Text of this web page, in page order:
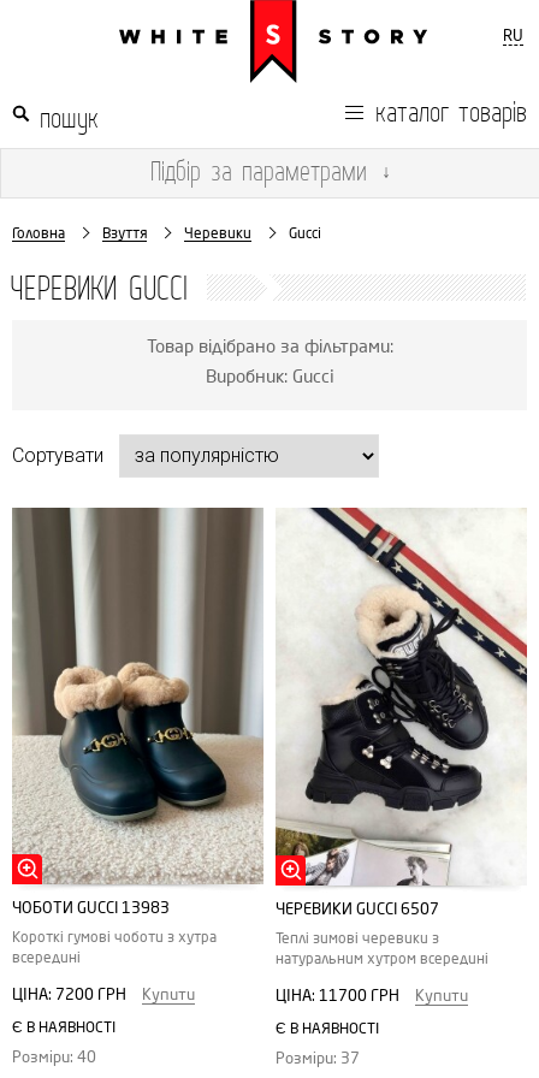
RU
каталог товарів
Підбір за параметрами ↓
Головна Взуття Черевики Gucci
ЧЕРЕВИКИ GUCCI
Товар відібрано за фільтрами:
Виробник: Gucci
Сортувати
ЧОБОТИ GUCCI 13983
Короткі гумові чоботи з хутра
всередині
ЦІНА: 7200 ГРН Купити
Є В НАЯВНОСТІ
Розміри: 40
ЧЕРЕВИКИ GUCCI 6507
Теплі зимові черевики з
натуральним хутром всередині
ЦІНА: 11700 ГРН Купити
Є В НАЯВНОСТІ
Розміри: 37